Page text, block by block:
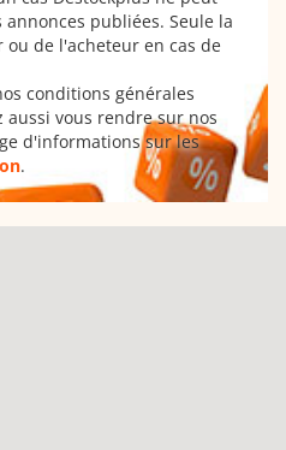
publiées. Seule la
de l'acheteur en cas de
conditions générales
vous rendre sur nos
d'informations sur les
.